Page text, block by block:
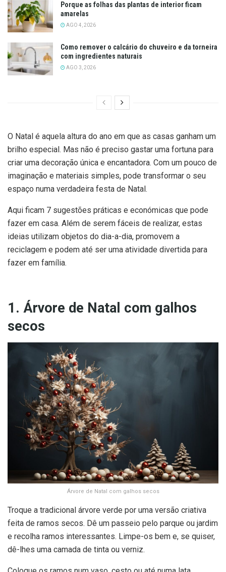
Porque as folhas das plantas de interior ficam
amarelas
AGO 4, 2026
Como remover o calcário do chuveiro e da torneira
com ingredientes naturais
AGO 3, 2026
O Natal é aquela altura do ano em que as casas ganham um
brilho especial. Mas não é preciso gastar uma fortuna para
criar uma decoração única e encantadora. Com um pouco de
imaginação e materiais simples, pode transformar o seu
espaço numa verdadeira festa de Natal.
Aqui ficam 7 sugestões práticas e económicas que pode
fazer em casa. Além de serem fáceis de realizar, estas
ideias utilizam objetos do dia-a-dia, promovem a
reciclagem e podem até ser uma atividade divertida para
fazer em família.
1. Árvore de Natal com galhos
secos
Árvore de Natal com galhos secos
Troque a tradicional árvore verde por uma versão criativa
feita de ramos secos. Dê um passeio pelo parque ou jardim
e recolha ramos interessantes. Limpe-os bem e, se quiser,
dê-lhes uma camada de tinta ou verniz.